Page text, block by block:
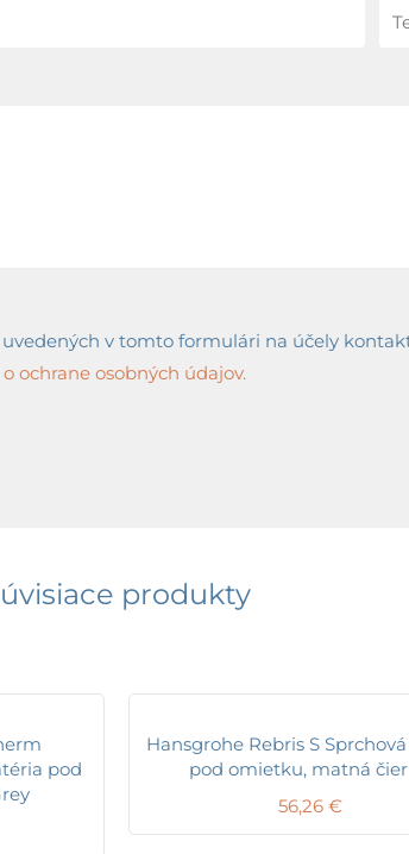
v tomto formulári na účely
ochrane osobných údajov.
produkty
pod
Hansgrohe Rebris S
pod omietku, matná
56,26 €